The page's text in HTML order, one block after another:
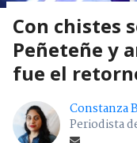
Con chistes
Peñeteñe y
fue el
Constanza
Periodista